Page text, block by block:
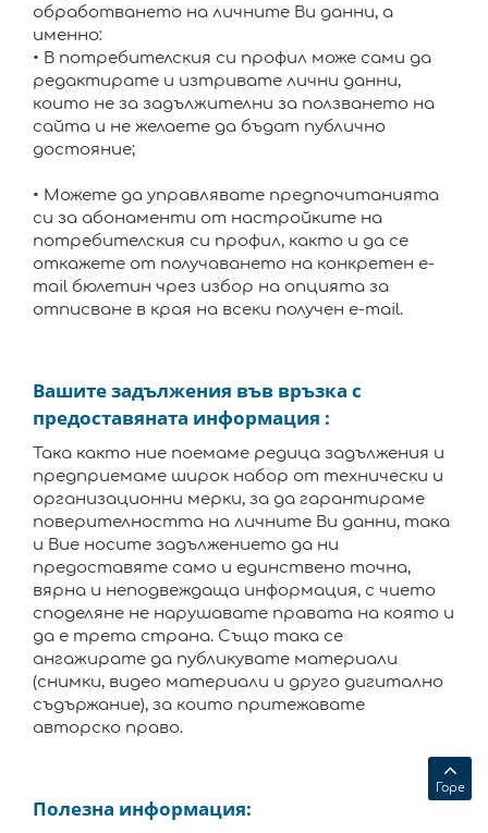
обработването на личните Ви данни, а
именно:
• В потребителския си профил може сами да
редактирате и изтривате лични данни,
които не за задължителни за ползването на
сайта и не желаете да бъдат публично
достояние;
• Можете да управлявате предпочитанията
си за абонаменти от настройките на
потребителския си профил, както и да се
откажете от получаването на конкретен e-
mail бюлетин чрез избор на опцията за
отписване в края на всеки получен e-mail.
Вашите задължения във връзка с
предоставяната информация :
Така както ние поемаме редица задължения и
предприемаме широк набор от технически и
организационни мерки, за да гарантираме
поверителността на личните Ви данни, така
и Вие носите задължението да ни
предоставяте само и единствено точна,
вярна и неподвеждаща информация, с чието
споделяне не нарушавате правата на която и
да е трета страна. Също така се
ангажирате да публикувате материали
(снимки, видео материали и друго дигитално
съдържание), за които притежавате
авторско право.
Полезна информация:
Горе